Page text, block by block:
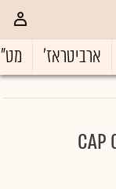
ארביטראז'